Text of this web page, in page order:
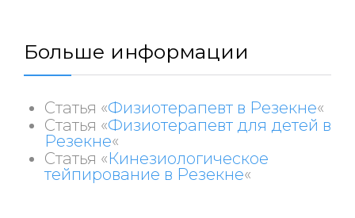
Больше информации
Статья «Физиотерапевт в Резекне«
Статья «Физиотерапевт для детей в
Резекне«
Статья «Кинезиологическое
тейпирование в Резекне«